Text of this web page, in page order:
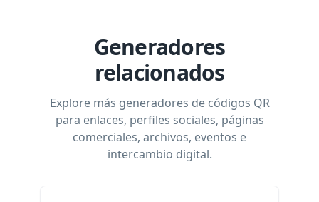
Generadores
relacionados
Explore más generadores de códigos QR
para enlaces, perfiles sociales, páginas
comerciales, archivos, eventos e
intercambio digital.